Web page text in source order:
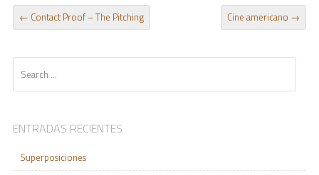
POST NAVIGATION
← Contact Proof – The Pitching Cine americano →
ENTRADAS RECIENTES
Superposiciones